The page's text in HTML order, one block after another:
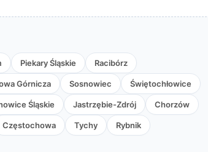
Piekary Śląskie Racibórz
Górnicza Sosnowiec Świętochłowice
Śląskie Jastrzębie-Zdrój Chorzów
Częstochowa Tychy Rybnik